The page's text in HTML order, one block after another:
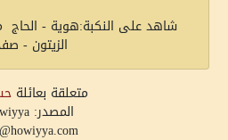
شاهد على النكبة:هوية -
الزيتون -
متعلقة بعائلة
المصدر: Howiyya